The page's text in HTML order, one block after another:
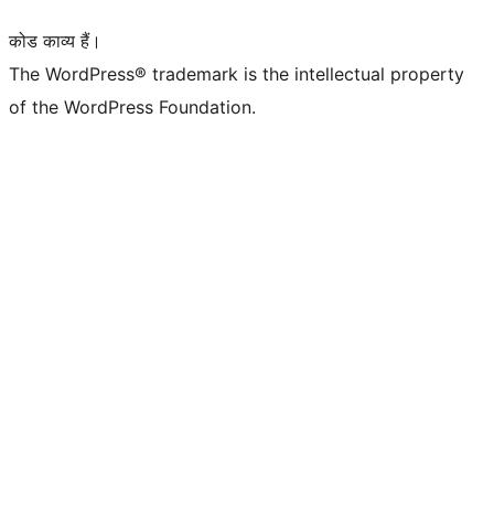
कोड काव्य हैं।
The WordPress® trademark is the intellectual property
of the WordPress Foundation.